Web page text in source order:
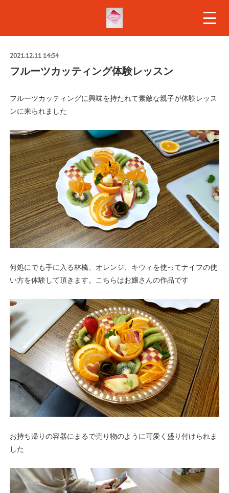
2021.12.11 14:54
フルーツカッティング体験レッスン
フルーツカッティングに興味を持たれて素敵な親子が体験レッス
ンに来られました
何処にでも手に入る林檎、オレンジ、キウィを使ってナイフの使
い方を体験して頂きます。こちらはお嬢さんの作品です
お持ち帰りの容器にまるで売り物のように可愛く盛り付けられま
した